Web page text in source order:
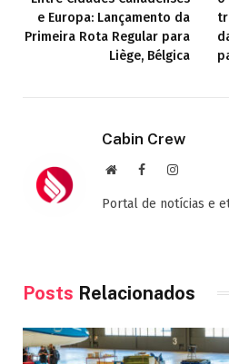
e Europa: Lançamento da
Primeira Rota Regular para
Liège, Bélgica
Cabin Crew
Site FacebookInstagram
Portal de notícias e
Posts Relacionados